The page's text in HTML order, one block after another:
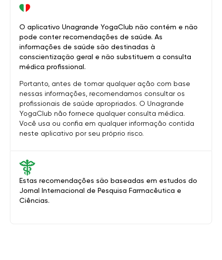
Estas recomendações são baseadas em estudos do
Jornal Internacional de Pesquisa Farmacêutica e
Ciências.
O aplicativo Unagrande YogaClub não contém e não
pode conter recomendações de saúde. As
informações de saúde são destinadas à
conscientização geral e não substituem a consulta
médica profissional.
Portanto, antes de tomar qualquer ação com base
nessas informações, recomendamos consultar os
profissionais de saúde apropriados. O Unagrande
YogaClub não fornece qualquer consulta médica.
Você usa ou confia em qualquer informação contida
neste aplicativo por seu próprio risco.